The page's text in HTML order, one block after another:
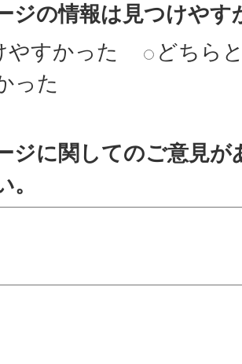
ジの情報は見つけやす
やすかった
どちら
った
ジに関してのご意見
。